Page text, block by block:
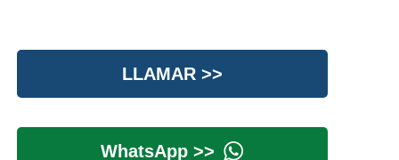
LLAMAR >>
WhatsApp >>